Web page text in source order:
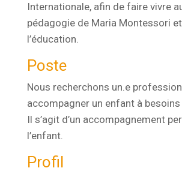
Internationale, afin de faire vivre
pédagogie de Maria Montessori
l’éducation.
Poste
Nous recherchons un.e
accompagner un enfant à besoins
Il s’agit d’un accompagnement
l’enfant.
Profil